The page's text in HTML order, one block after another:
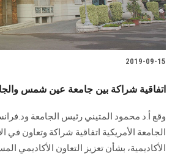
2019-09-15
اتفاقية شراكة بين جامعة عين شمس
وقع أ.د محمود المتيني رئيس الجامعة
الجامعة الأمريكية اتفاقية شراكة وتعاون في
الأكاديمية، بشأن تعزيز التعاون الأكاديمي